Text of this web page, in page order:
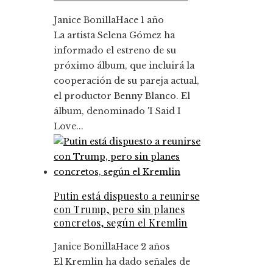
Janice BonillaHace 1 año
La artista Selena Gómez ha
informado el estreno de su
próximo álbum, que incluirá la
cooperación de su pareja actual,
el productor Benny Blanco. El
álbum, denominado 'I Said I
Love...
Putin está dispuesto a reunirse
con Trump, pero sin planes
concretos, según el Kremlin
Janice BonillaHace 2 años
El Kremlin ha dado señales de